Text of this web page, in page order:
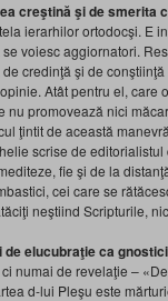
creştină şi de smerita
ierarhilor ortodocşi. E
voiesc aggiornatori.
credinţă şi de
Atât pentru el, care
promovează nici
ţintit de această
scrise de
fie şi de la
cei care se
neştiind Scripturile,
elucubraţie ca
numai de revelaţie –
d-lui Pleşu este